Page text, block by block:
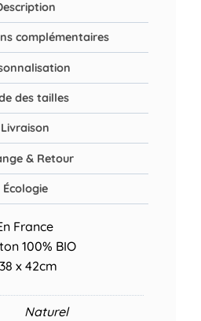
complémentaires
des tailles
Livraison
& Retour
Écologie
France
100% BIO
x 42cm
Naturel